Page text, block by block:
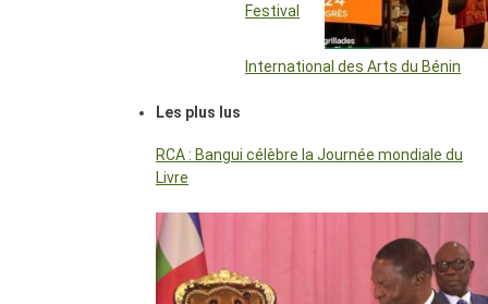
Festival
International des Arts du Bénin
Les plus lus
RCA : Bangui célèbre la Journée mondiale du
Livre